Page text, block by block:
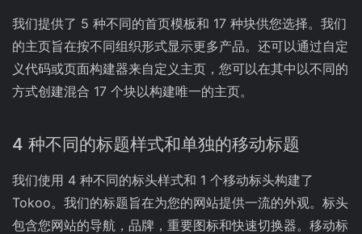
我们提供了 5 种不同的首页模板和 17 种块供您选择。我们
的主页旨在按不同组织形式显示更多产品。还可以通过自定
义代码或页面构建器来自定义主页，您可以在其中以不同的
方式创建混合 17 个块以构建唯一的主页。
4 种不同的标题样式和单独的移动标题
我们使用 4 种不同的标头样式和 1 个移动标头构建了
Tokoo。我们的标题旨在为您的网站提供一流的外观。标头
包含您网站的导航，品牌，重要图标和快速切换器。移动标